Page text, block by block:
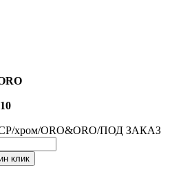
10
CP/хром/ORO&ORO/ПОД ЗАКАЗ
клик